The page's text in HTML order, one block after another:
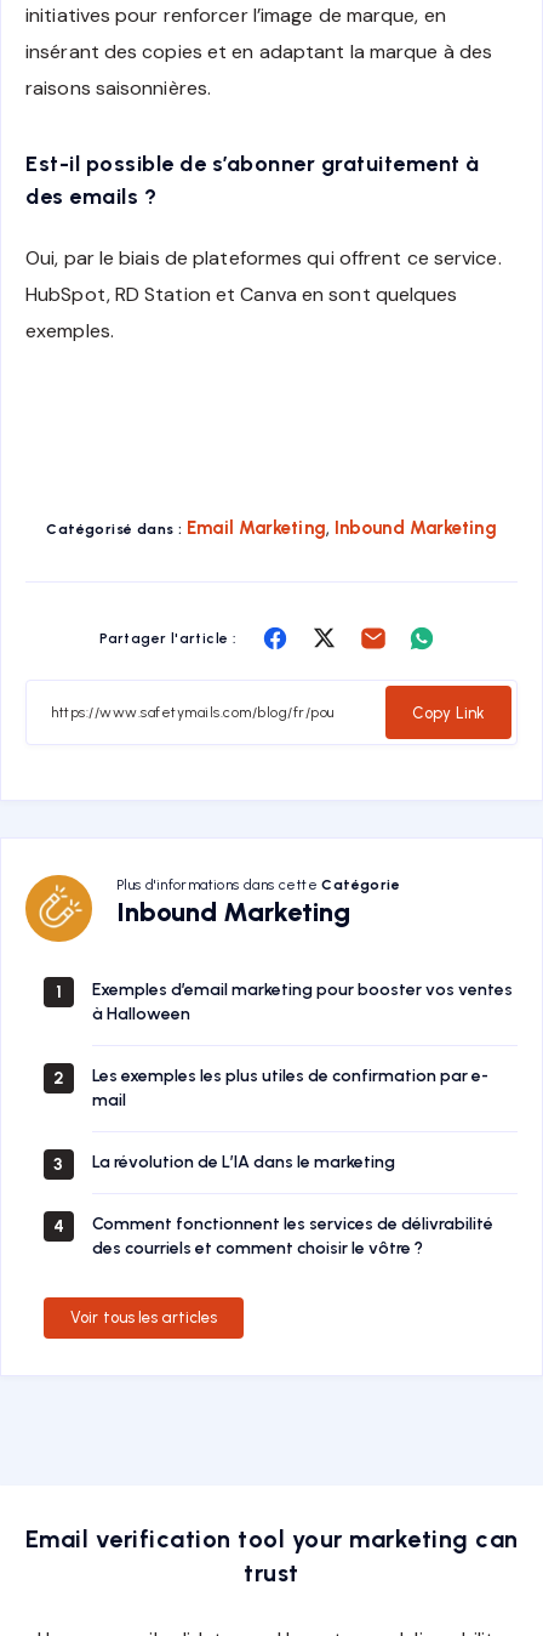
initiatives pour renforcer l’image de marque, en
insérant des copies et en adaptant la marque à des
raisons saisonnières.
Est-il possible de s’abonner gratuitement à
des emails ?
Oui, par le biais de plateformes qui offrent ce service.
HubSpot, RD Station et Canva en sont quelques
exemples.
Catégorisé dans : Email Marketing, Inbound Marketing
Partager l'article :
Share
Facebook
ShareShare
Email Whatsapp
Copy Link
Plus d'informations dans cetteCatégorie
Inbound Marketing
Inbound
Marketing
1
Exemples d’email marketing pour booster vos ventes
à Halloween
2
Les exemples les plus utiles de confirmation par e-
mail
3 La révolution de L’IA dans le marketing
4
Comment fonctionnent les services de délivrabilité
des courriels et comment choisir le vôtre ?
Voir tous les articles
Email verification tool your marketing can
trust